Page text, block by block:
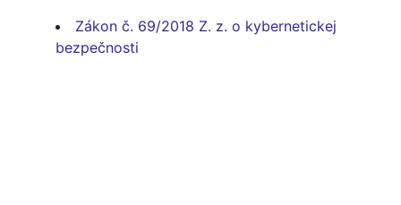
Zákon č. 69/2018 Z. z. o kybernetickej
bezpečnosti